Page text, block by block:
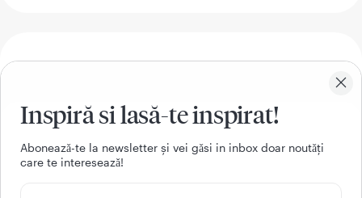
Inspiră si lasă-te inspirat!
Aboneazǎ-te la newsletter și vei gǎsi in inbox doar noutǎți
care te intereseazǎ!